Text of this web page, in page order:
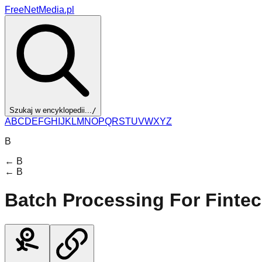
FreeNetMedia.pl
Szukaj w encyklopedii.../
ABCDEFGH JK LM NOPQRSTUVWXYZ
B
← B
← B
Batch Processing For